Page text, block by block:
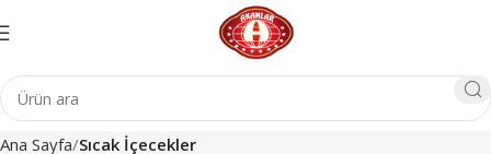
Ana Sayfa Sıcak İçecekler